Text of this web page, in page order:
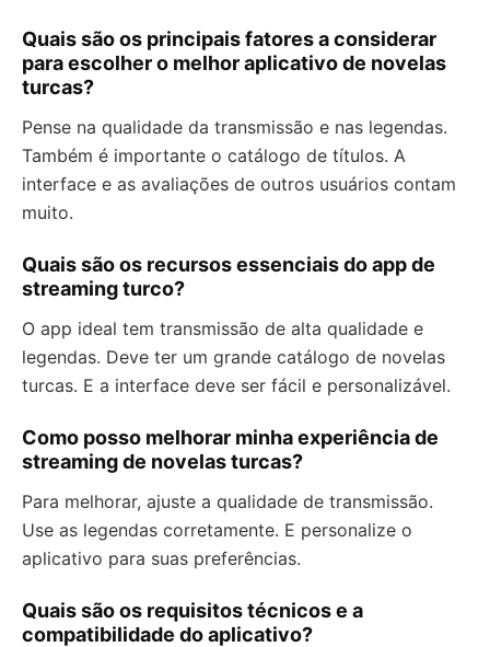
Quais são os principais fatores a considerar
para escolher o melhor aplicativo de novelas
turcas?
Pense na qualidade da transmissão e nas legendas.
Também é importante o catálogo de títulos. A
interface e as avaliações de outros usuários contam
muito.
Quais são os recursos essenciais do app de
streaming turco?
O app ideal tem transmissão de alta qualidade e
legendas. Deve ter um grande catálogo de novelas
turcas. E a interface deve ser fácil e personalizável.
Como posso melhorar minha experiência de
streaming de novelas turcas?
Para melhorar, ajuste a qualidade de transmissão.
Use as legendas corretamente. E personalize o
aplicativo para suas preferências.
Quais são os requisitos técnicos e a
compatibilidade do aplicativo?